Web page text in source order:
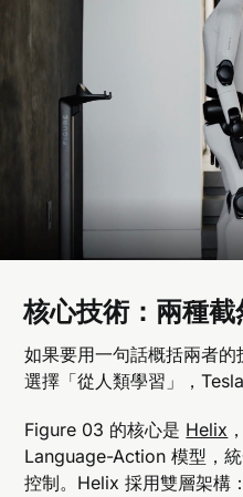
核心技術：兩種
如果要用一句話概括兩者
選擇「從人類學習」，
Figure 03 的核心是 Helix
Language-Action 模型，
控制。Helix 採用雙層架構